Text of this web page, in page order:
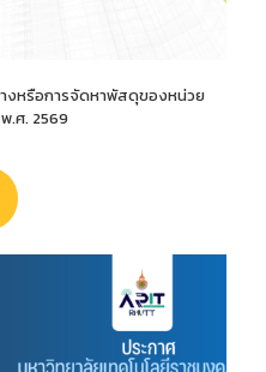
งหรือการจัดหาพัสดุของหน่วย
.ศ. 2569